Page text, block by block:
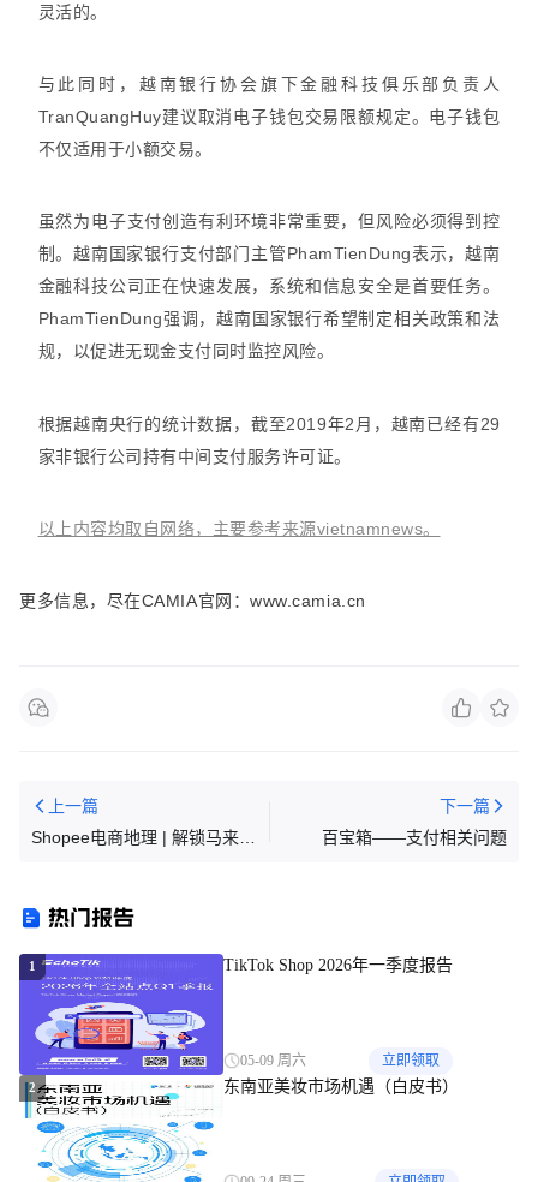
灵活的。
与此同时，越南银行协会旗下金融科技俱乐部负责人
TranQuangHuy建议取消电子钱包交易限额规定。电子钱包
不仅适用于小额交易。
虽然为电子支付创造有利环境非常重要，但风险必须得到控
制。越南国家银行支付部门主管PhamTienDung表示，越南
金融科技公司正在快速发展，系统和信息安全是首要任务。
PhamTienDung强调，越南国家银行希望制定相关政策和法
规，以促进无现金支付同时监控风险。
根据越南央行的统计数据，截至2019年2月，越南已经有29
家非银行公司持有中间支付服务许可证。
以上内容均取自网络，主要参考来源vietnamnews。
更多信息，尽在CAMIA官网：www.camia.cn
上一篇
Shopee电商地理 | 解锁马来西
下一篇
百宝箱——支付相关问题
热门报告
1 TikTok Shop 2026年一季度报告
05-09 周六 立即领取
2 东南亚美妆市场机遇（白皮书）